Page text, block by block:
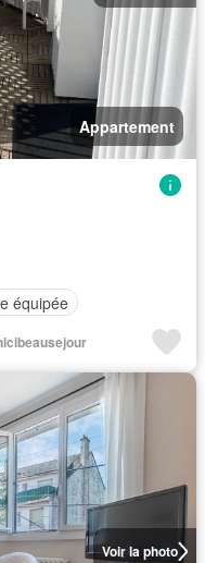
Appartement
équipée
Voir la photo